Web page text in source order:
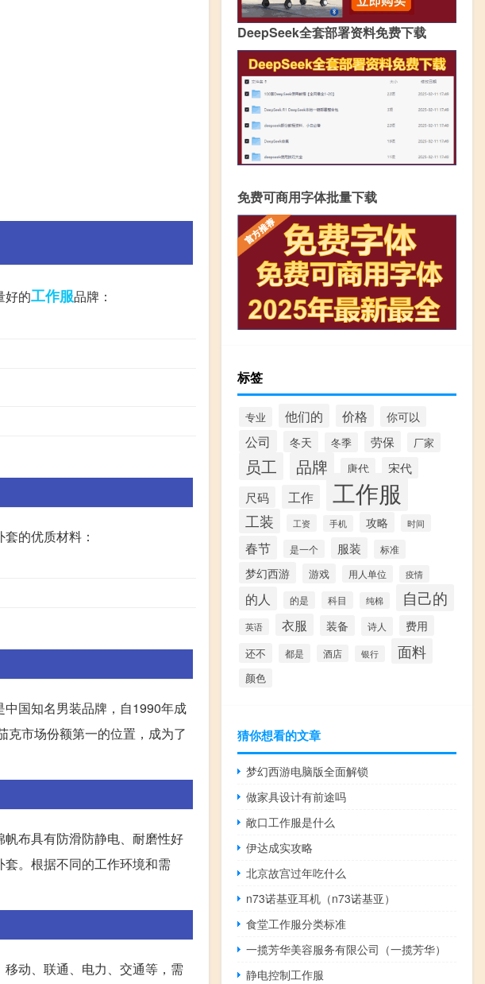
好的工作服品牌：
的优质材料：
国知名男装品牌，自1990年成
克市场份额第一的位置，成为了
布具有防滑防静电、耐磨性好
。根据不同的工作环境和需
动、联通、电力、交通等，需
DeepSeek全套部署资料免费下载
免费可商用字体批量下载
标签
专业 他们的 价格 你可以
公司 冬天 冬季 劳保 厂家
员工 品牌 唐代
宋代
尺码
工作 工作服
工装 工资 手机 攻略 时间
春节 是一个 服装 标准
梦幻西游 游戏 用人单位 疫情
的人 的是 科目 纯棉 自己的
英语 衣服 装备 诗人 费用
还不 都是 酒店 银行 面料
颜色
猜你想看的文章
梦幻西游电脑版全面解锁
做家具设计有前途吗
敞口工作服是什么
伊达成实攻略
北京故宫过年吃什么
n73诺基亚耳机（n73诺基亚）
食堂工作服分类标准
一揽芳华美容服务有限公司（一揽芳华）
静电控制工作服